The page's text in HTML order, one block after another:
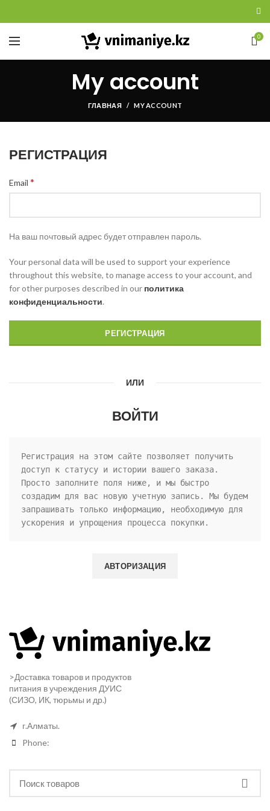
0
My account
ГЛАВНАЯ MY ACCOUNT
РЕГИСТРАЦИЯ
Email *
На ваш почтовый адрес будет отправлен пароль.
Your personal data will be used to support your experience
throughout this website, to manage access to your account, and
for other purposes described in our политика
конфиденциальности.
РЕГИСТРАЦИЯ
ИЛИ
ВОЙТИ
Регистрация на этом сайте позволяет получить
доступ к статусу и истории вашего заказа.
Просто заполните поля ниже, и мы быстро
создадим для вас новую учетную запись. Мы будем
запрашивать только информацию, необходимую для
ускорения и упрощения процесса покупки.
АВТОРИЗАЦИЯ
>Доставка товаров и продуктов
питания в учреждения ДУИС
(СИЗО, ИК, тюрьмы и др.)
г.Алматы.
Phone: